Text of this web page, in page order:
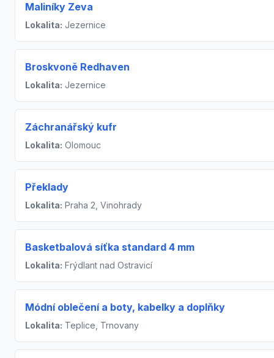
Maliníky Zeva
Lokalita: Jezernice
Broskvoně Redhaven
Lokalita: Jezernice
Záchranářský kufr
Lokalita: Olomouc
Překlady
Lokalita: Praha 2, Vinohrady
Basketbalová síťka standard 4 mm
Lokalita: Frýdlant nad Ostravicí
Módní oblečení a boty, kabelky a doplňky
Lokalita: Teplice, Trnovany